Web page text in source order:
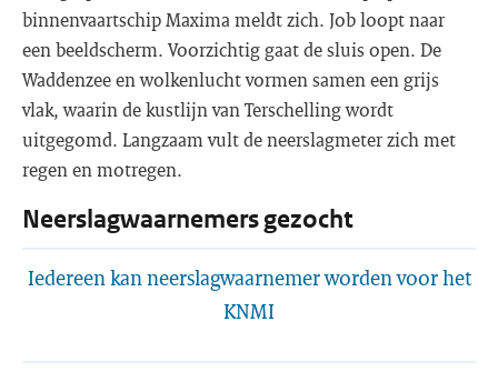
binnenvaartschip Maxima meldt zich. Job loopt naar
een beeldscherm. Voorzichtig gaat de sluis open. De
Waddenzee en wolkenlucht vormen samen een grijs
vlak, waarin de kustlijn van Terschelling wordt
uitgegomd. Langzaam vult de neerslagmeter zich met
regen en motregen.
Neerslagwaarnemers gezocht
Iedereen kan neerslagwaarnemer worden voor het
KNMI